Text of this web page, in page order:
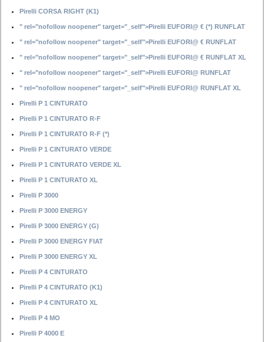
Pirelli CORSA RIGHT (K1)
" rel="nofollow noopener" target="_self">Pirelli EUFORI@ € (*) RUNFLAT
" rel="nofollow noopener" target="_self">Pirelli EUFORI@ € RUNFLAT
" rel="nofollow noopener" target="_self">Pirelli EUFORI@ € RUNFLAT XL
" rel="nofollow noopener" target="_self">Pirelli EUFORI@ RUNFLAT
" rel="nofollow noopener" target="_self">Pirelli EUFORI@ RUNFLAT XL
Pirelli P 1 CINTURATO
Pirelli P 1 CINTURATO R-F
Pirelli P 1 CINTURATO R-F (*)
Pirelli P 1 CINTURATO VERDE
Pirelli P 1 CINTURATO VERDE XL
Pirelli P 1 CINTURATO XL
Pirelli P 3000
Pirelli P 3000 ENERGY
Pirelli P 3000 ENERGY (G)
Pirelli P 3000 ENERGY FIAT
Pirelli P 3000 ENERGY XL
Pirelli P 4 CINTURATO
Pirelli P 4 CINTURATO (K1)
Pirelli P 4 CINTURATO XL
Pirelli P 4 MO
Pirelli P 4000 E